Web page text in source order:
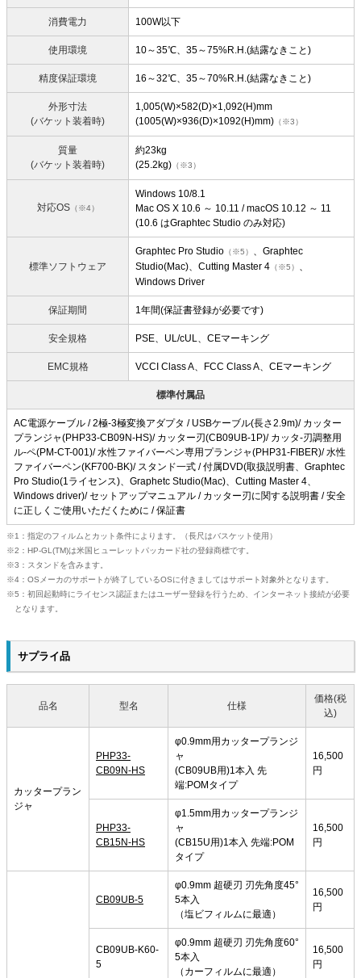
消費電力 100W以下
使用環境 10～35℃、35～75%R.H.(結露なきこと)
精度保証環境 16～32℃、35～70%R.H.(結露なきこと)
外形寸法
(バケット装着時)
1,005(W)×582(D)×1,092(H)mm
(1005(W)×936(D)×1092(H)mm) （※3）
質量
(バケット装着時)
約23kg
(25.2kg) （※3）
対応OS（※4）
Windows 10/8.1
Mac OS X 10.6 ～ 10.11 / macOS 10.12 ～ 11
(10.6 はGraphtec Studio のみ対応)
標準ソフトウェア
Graphtec Pro Studio （※5） 、Graphtec
Studio(Mac)、Cutting Master 4 （※5） 、
Windows Driver
保証期間 1年間(保証書登録が必要です)
安全規格 PSE、UL/cUL、CEマーキング
EMC規格 VCCI Class A、FCC Class A、CEマーキング
標準付属品
AC電源ケーブル / 2極-3極変換アダプタ / USBケーブル(長さ2.9m)/ カッター
プランジャ(PHP33-CB09N-HS)/ カッター刃(CB09UB-1P)/ カッタ-刃調整用
ル-ペ(PM-CT-001)/ 水性ファイバーペン専用プランジャ(PHP31-FIBER)/ 水性
ファイバーペン(KF700-BK)/ スタンド一式 / 付属DVD(取扱説明書、Graphtec
Pro Studio(1ライセンス)、Graphetc Studio(Mac)、Cutting Master 4、
Windows driver)/ セットアップマニュアル / カッター刃に関する説明書 / 安全
に正しくご使用いただくために / 保証書
1：指定のフィルムとカット条件によります。（長尺はバスケット使用）
2：HP-GL(TM)は米国ヒューレットパッカード社の登録商標です。
3：スタンドを含みます。
4：OSメーカのサポートが終了しているOSに付きましてはサポート対象外となります。
5：初回起動時にライセンス認証またはユーザー登録を行うため、インターネット接続が必要
となります。
サプライ品
品名 型名 仕様
価格(税
込)
カッタープラン
ジャ
PHP33-
CB09N-HS
φ0.9mm用カッタープランジ
ャ
(CB09UB用)1本入 先
端:POMタイプ
16,500
円
PHP33-
CB15N-HS
φ1.5mm用カッタープランジ
ャ
(CB15U用)1本入 先端:POM
タイプ
16,500
円
CB09UB-5
φ0.9mm 超硬刃 刃先角度45°
5本入
（塩ビフィルムに最適）
16,500
円
CB09UB-K60-
5
φ0.9mm 超硬刃 刃先角度60°
5本入
（カーフィルムに最適）
16,500
円